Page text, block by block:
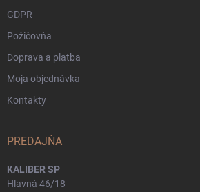
GDPR
Požičovňa
Doprava a platba
Moja objednávka
Kontakty
PREDAJŇA
KALIBER SP
Hlavná 46/18